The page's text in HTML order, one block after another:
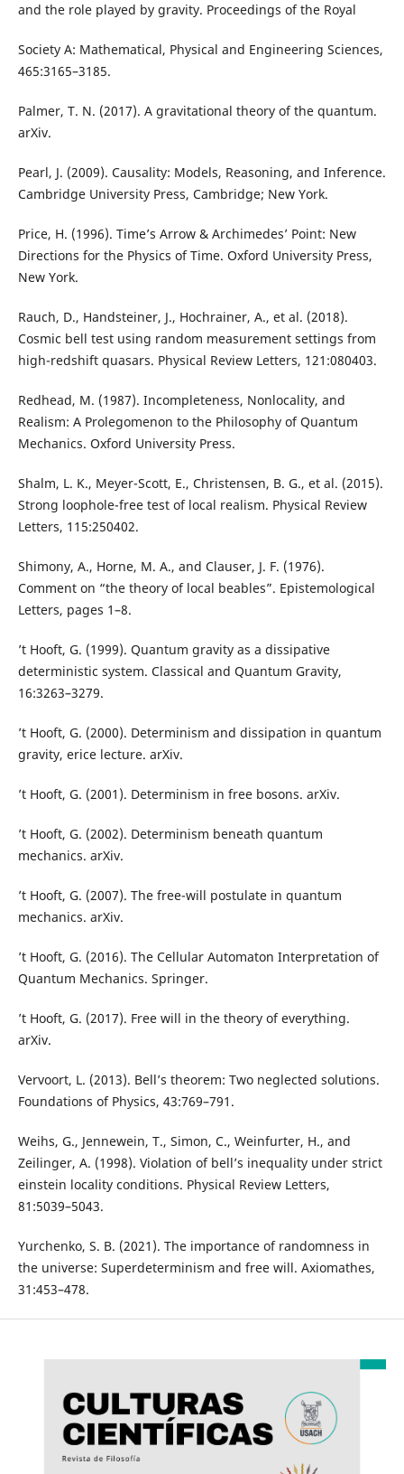
and the role played by gravity. Proceedings of the Royal
Society A: Mathematical, Physical and Engineering Sciences,
465:3165–3185.
Palmer, T. N. (2017). A gravitational theory of the quantum.
arXiv.
Pearl, J. (2009). Causality: Models, Reasoning, and Inference.
Cambridge University Press, Cambridge; New York.
Price, H. (1996). Time’s Arrow & Archimedes’ Point: New
Directions for the Physics of Time. Oxford University Press,
New York.
Rauch, D., Handsteiner, J., Hochrainer, A., et al. (2018).
Cosmic bell test using random measurement settings from
high-redshift quasars. Physical Review Letters, 121:080403.
Redhead, M. (1987). Incompleteness, Nonlocality, and
Realism: A Prolegomenon to the Philosophy of Quantum
Mechanics. Oxford University Press.
Shalm, L. K., Meyer-Scott, E., Christensen, B. G., et al. (2015).
Strong loophole-free test of local realism. Physical Review
Letters, 115:250402.
Shimony, A., Horne, M. A., and Clauser, J. F. (1976).
Comment on “the theory of local beables”. Epistemological
Letters, pages 1–8.
’t Hooft, G. (1999). Quantum gravity as a dissipative
deterministic system. Classical and Quantum Gravity,
16:3263–3279.
’t Hooft, G. (2000). Determinism and dissipation in quantum
gravity, erice lecture. arXiv.
’t Hooft, G. (2001). Determinism in free bosons. arXiv.
’t Hooft, G. (2002). Determinism beneath quantum
mechanics. arXiv.
’t Hooft, G. (2007). The free-will postulate in quantum
mechanics. arXiv.
’t Hooft, G. (2016). The Cellular Automaton Interpretation of
Quantum Mechanics. Springer.
’t Hooft, G. (2017). Free will in the theory of everything.
arXiv.
Vervoort, L. (2013). Bell’s theorem: Two neglected solutions.
Foundations of Physics, 43:769–791.
Weihs, G., Jennewein, T., Simon, C., Weinfurter, H., and
Zeilinger, A. (1998). Violation of bell’s inequality under strict
einstein locality conditions. Physical Review Letters,
81:5039–5043.
Yurchenko, S. B. (2021). The importance of randomness in
the universe: Superdeterminism and free will. Axiomathes,
31:453–478.